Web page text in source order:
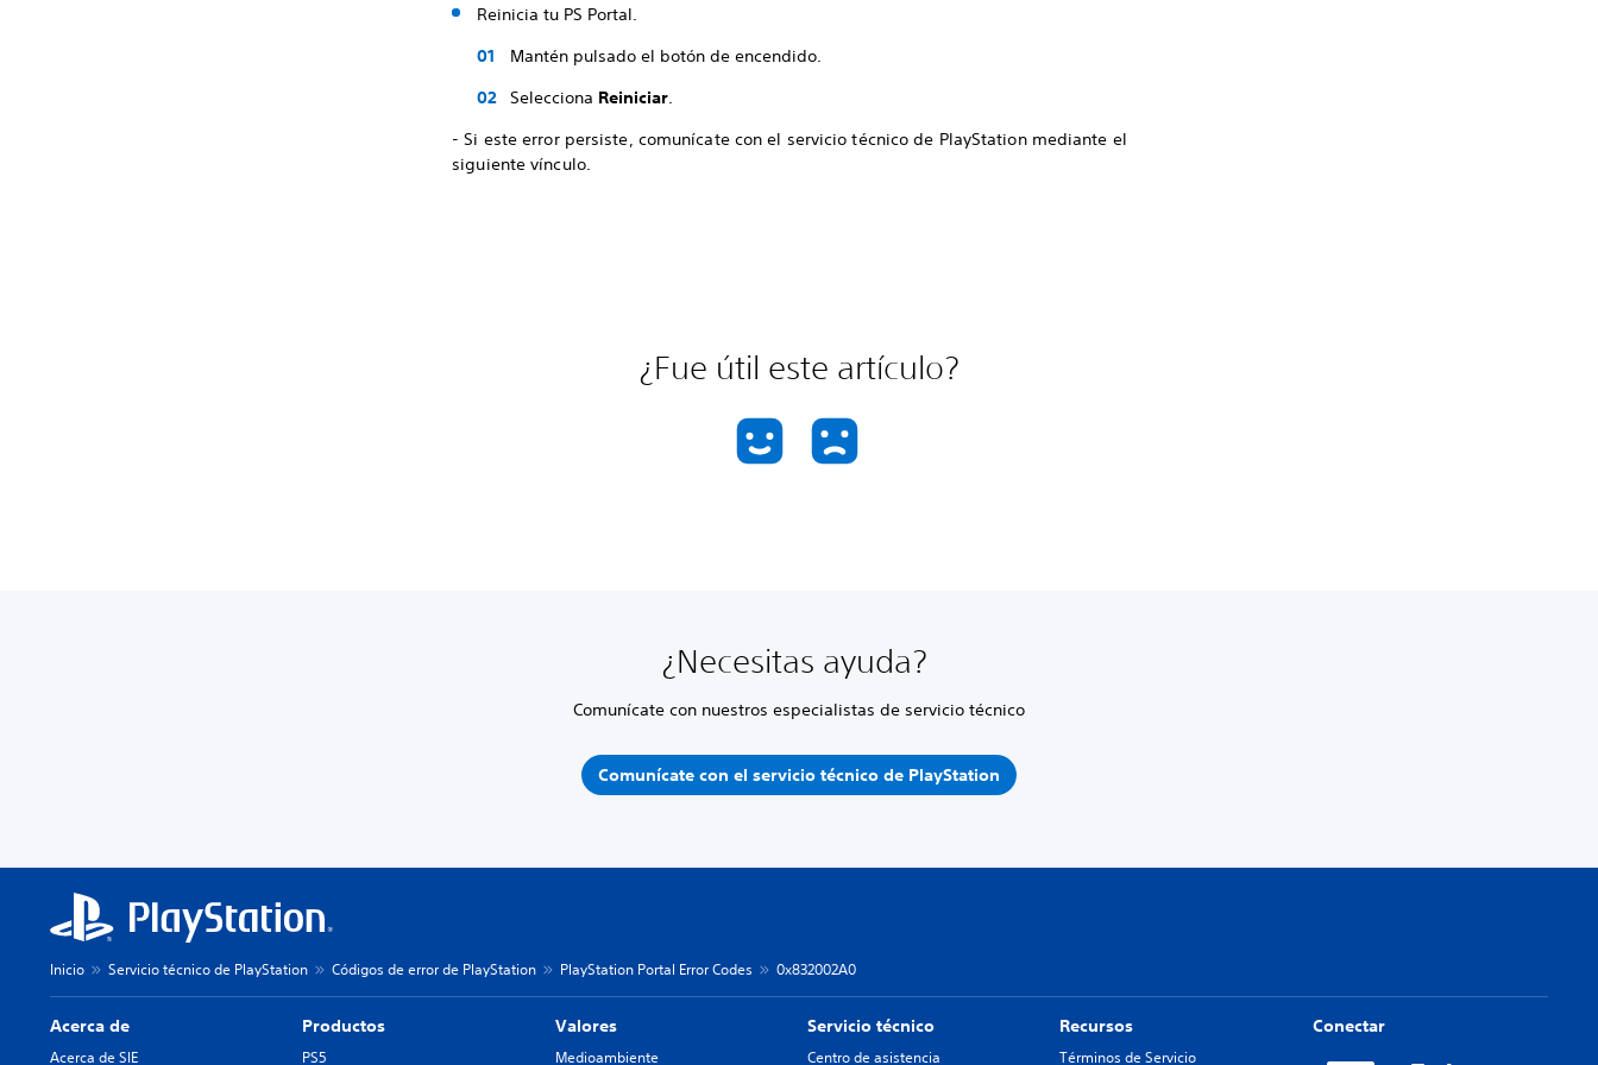
Reinicia tu PS Portal.
Mantén pulsado el botón de encendido.
Selecciona Reiniciar.
- Si este error persiste, comunícate con el servicio técnico de PlayStation mediante el
siguiente vínculo.
¿Fue útil este artículo?
¿Necesitas ayuda?
Comunícate con nuestros especialistas de servicio técnico
Comunícate con el servicio técnico de PlayStation
Inicio Servicio técnico de PlayStation Códigos de error de PlayStation PlayStation Portal Error Codes 0x832002A0
Acerca de
Acerca de SIE
Productos
PS5
Valores
Medioambiente
Servicio técnico
Centro de asistencia
Recursos
Términos de Servicio
Conectar